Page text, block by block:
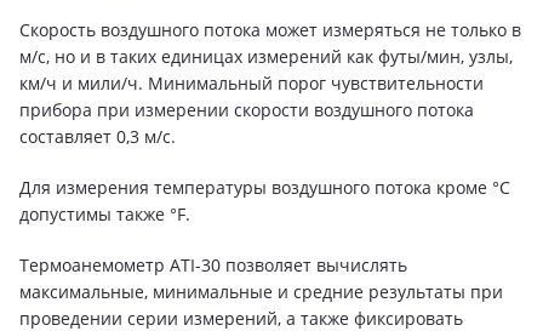
Скорость воздушного потока может измеряться не только в
м/с, но и в таких единицах измерений как футы/мин, узлы,
км/ч и мили/ч. Минимальный порог чувствительности
прибора при измерении скорости воздушного потока
составляет 0,3 м/с.
Для измерения температуры воздушного потока кроме °C
допустимы также °F.
Термоанемометр ATI-30 позволяет вычислять
максимальные, минимальные и средние результаты при
проведении серии измерений, а также фиксировать